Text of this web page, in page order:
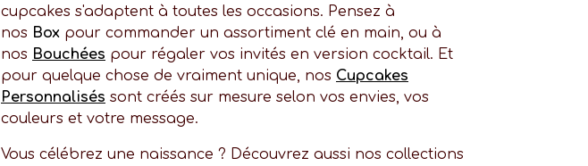
cupcakes s'adaptent à toutes les occasions. Pensez à
nos Box pour commander un assortiment clé en main, ou à
nos Bouchées pour régaler vos invités en version cocktail. Et
pour quelque chose de vraiment unique, nos Cupcakes
Personnalisés sont créés sur mesure selon vos envies, vos
couleurs et votre message.
Vous célébrez une naissance ? Découvrez aussi nos collections